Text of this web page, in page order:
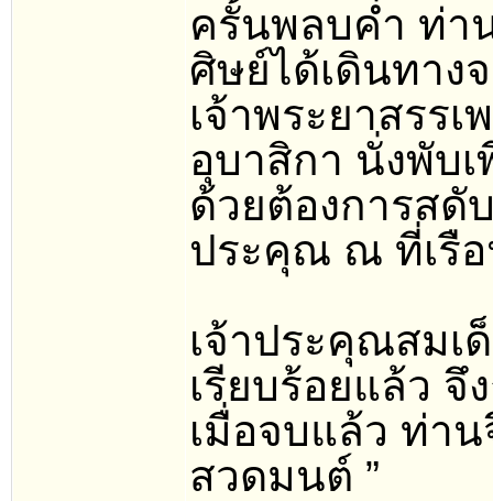
ครั้นพลบค่ำ ท่า
ศิษย์ได้เดินทาง
เจ้าพระยาสรร
อุบาสิกา นั่งพับ
ด้วยต้องการสดั
ประคุณ ณ ที่เรือ
เจ้าประคุณสมเ
เรียบร้อยแล้ว
เมื่อจบแล้ว ท่าน
สวดมนต์ ”